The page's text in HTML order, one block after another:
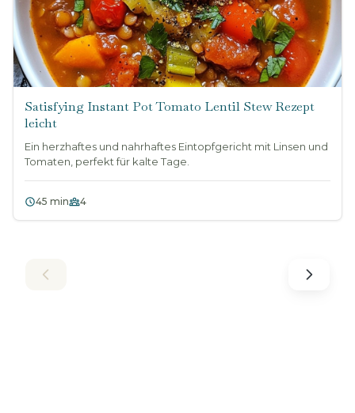
Satisfying Instant Pot Tomato Lentil Stew Rezept
leicht
Ein herzhaftes und nahrhaftes Eintopfgericht mit Linsen und
Tomaten, perfekt für kalte Tage.
45 min 4